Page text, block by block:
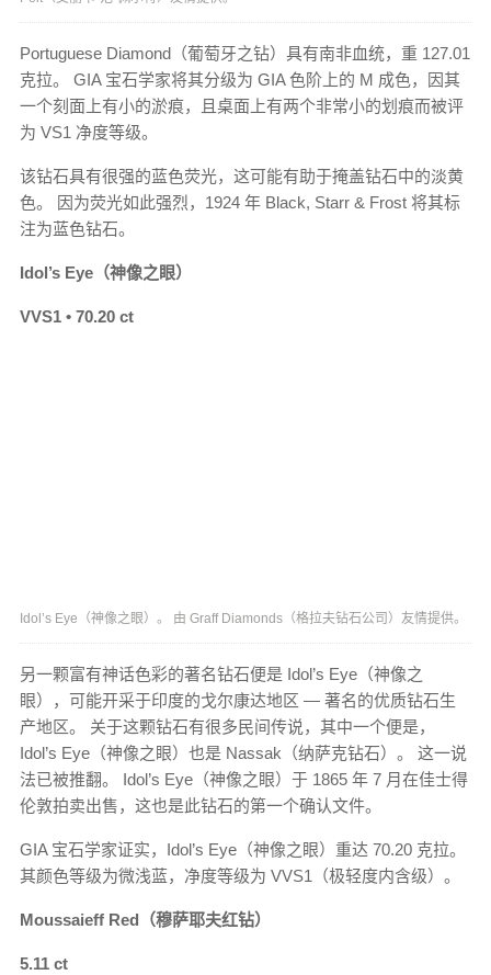
Portuguese Diamond（葡萄牙之钻）具有南非血统，重 127.01
克拉。 GIA 宝石学家将其分级为 GIA 色阶上的 M 成色，因其
一个刻面上有小的淤痕，且桌面上有两个非常小的划痕而被评
为 VS1 净度等级。
该钻石具有很强的蓝色荧光，这可能有助于掩盖钻石中的淡黄
色。 因为荧光如此强烈，1924 年 Black, Starr & Frost 将其标
注为蓝色钻石。
Idol’s Eye（神像之眼）
VVS1 • 70.20 ct
Idol’s Eye（神像之眼）。 由 Graff Diamonds（格拉夫钻石公司）友情提供。
另一颗富有神话色彩的著名钻石便是 Idol’s Eye（神像之
眼），可能开采于印度的戈尔康达地区 — 著名的优质钻石生
产地区。 关于这颗钻石有很多民间传说，其中一个便是，
Idol’s Eye（神像之眼）也是 Nassak（纳萨克钻石）。 这一说
法已被推翻。 Idol’s Eye（神像之眼）于 1865 年 7 月在佳士得
伦敦拍卖出售，这也是此钻石的第一个确认文件。
GIA 宝石学家证实，Idol’s Eye（神像之眼）重达 70.20 克拉。
其颜色等级为微浅蓝，净度等级为 VVS1（极轻度内含级）。
Moussaieff Red（穆萨耶夫红钻）
5.11 ct